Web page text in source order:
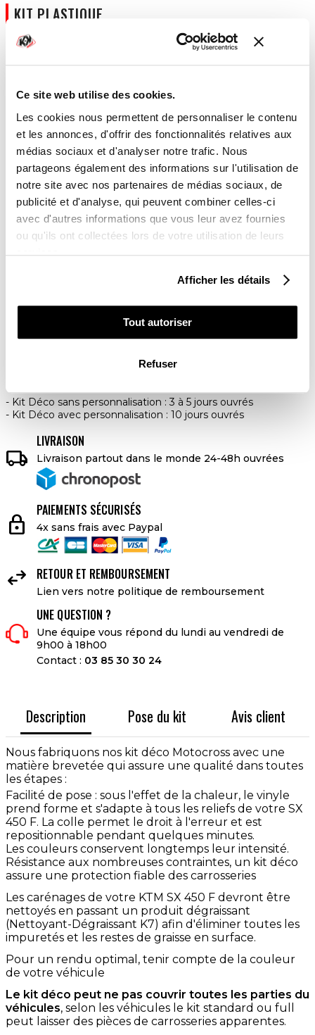
Ce site web utilise des cookies.
Les cookies nous permettent de personnaliser le contenu
et les annonces, d'offrir des fonctionnalités relatives aux
médias sociaux et d'analyser notre trafic. Nous
partageons également des informations sur l'utilisation de
notre site avec nos partenaires de médias sociaux, de
publicité et d'analyse, qui peuvent combiner celles-ci
avec d'autres informations que vous leur avez fournies
ou qu'ils ont collectées lors de votre utilisation de leurs
services.
Afficher les détails
Tout autoriser
Refuser
KIT PLASTIQUE
Kit plastique
Laisses-nous un commentaire si tu souhaites apporter des
précisions sur la personnalisation à effectuer
TOTAL
AJOUTER AU PANIER
DELAI DE LIVRAISON
Kit Déco sans personnalisation : 3 à 5 jours ouvrés
Kit Déco avec personnalisation : 10 jours ouvrés

LIVRAISON
Livraison partout dans le monde 24-48h ouvrées
lock
PAIEMENTS SÉCURISÉS
4x sans frais avec Paypal
 RETOUR ET REMBOURSEMENT
Lien vers notre politique de remboursement
UNE QUESTION ?
Une équipe vous répond du lundi au vendredi de
9h00 à 18h00
Contact : 03 85 30 30 24
Description Pose du kit Avis client
Nous fabriquons nos kit déco Motocross avec une
matière brevetée qui assure une qualité dans toutes
les étapes :
Facilité de pose : sous l'effet de la chaleur, le vinyle
prend forme et s'adapte à tous les reliefs de votre SX
450 F. La colle permet le droit à l'erreur et est
repositionnable pendant quelques minutes.
Les couleurs conservent longtemps leur intensité.
Résistance aux nombreuses contraintes, un kit déco
assure une protection fiable des carrosseries
Les carénages de votre KTM SX 450 F devront être
nettoyés en passant un produit dégraissant
(Nettoyant-Dégraissant K7) afin d'éliminer toutes les
impuretés et les restes de graisse en surface.
Pour un rendu optimal, tenir compte de la couleur
de votre véhicule
Le kit déco peut ne pas couvrir toutes les parties du
véhicules, selon les véhicules le kit standard ou full
peut laisser des pièces de carrosseries apparentes.